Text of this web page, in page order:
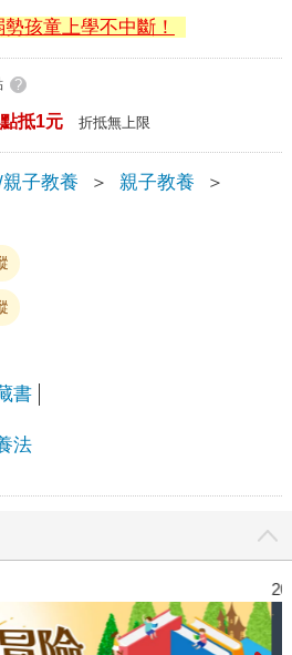
孩童上學不中斷！
?
抵1元 折抵無上限
子教養 ＞ 親子教養
＞
書
法